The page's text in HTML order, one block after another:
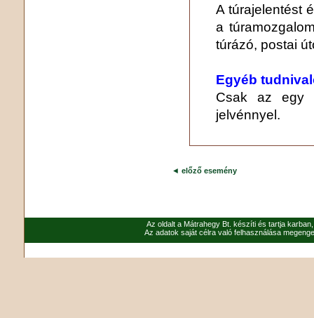
A túrajelentést
a
túrázó, postai
Egyéb
Csak az egy
jelvénnyel.
◄ előző esemény
Az oldalt a Mátrahegy Bt. készíti és tartja
Az adatok saját célra való felhasználása